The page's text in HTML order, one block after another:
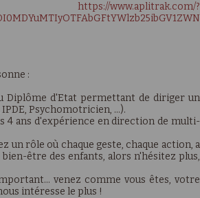
https://www.aplitrak.com/?
:
Diplôme d'Etat permettant de diriger un
Psychomotricien, …).
4 ans d'expérience en direction de multi-
un rôle où chaque geste, chaque action, a
être des enfants, alors n'hésitez plus,
venez comme vous êtes, votre
intéresse le plus !